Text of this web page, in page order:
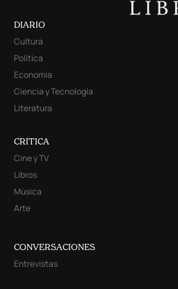
DIARIO
Cultura
Política
Economía
Ciencia y Tecnología
Literatura
CRITICA
Cine y TV
Libros
Música
Arte
CONVERSACIONES
Entrevistas